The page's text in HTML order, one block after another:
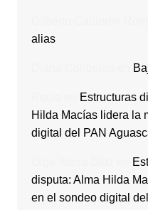
alias
Estructuras
Hilda Macías lidera la
digital del PAN
disputa: Alma Hilda
en el sondeo digital